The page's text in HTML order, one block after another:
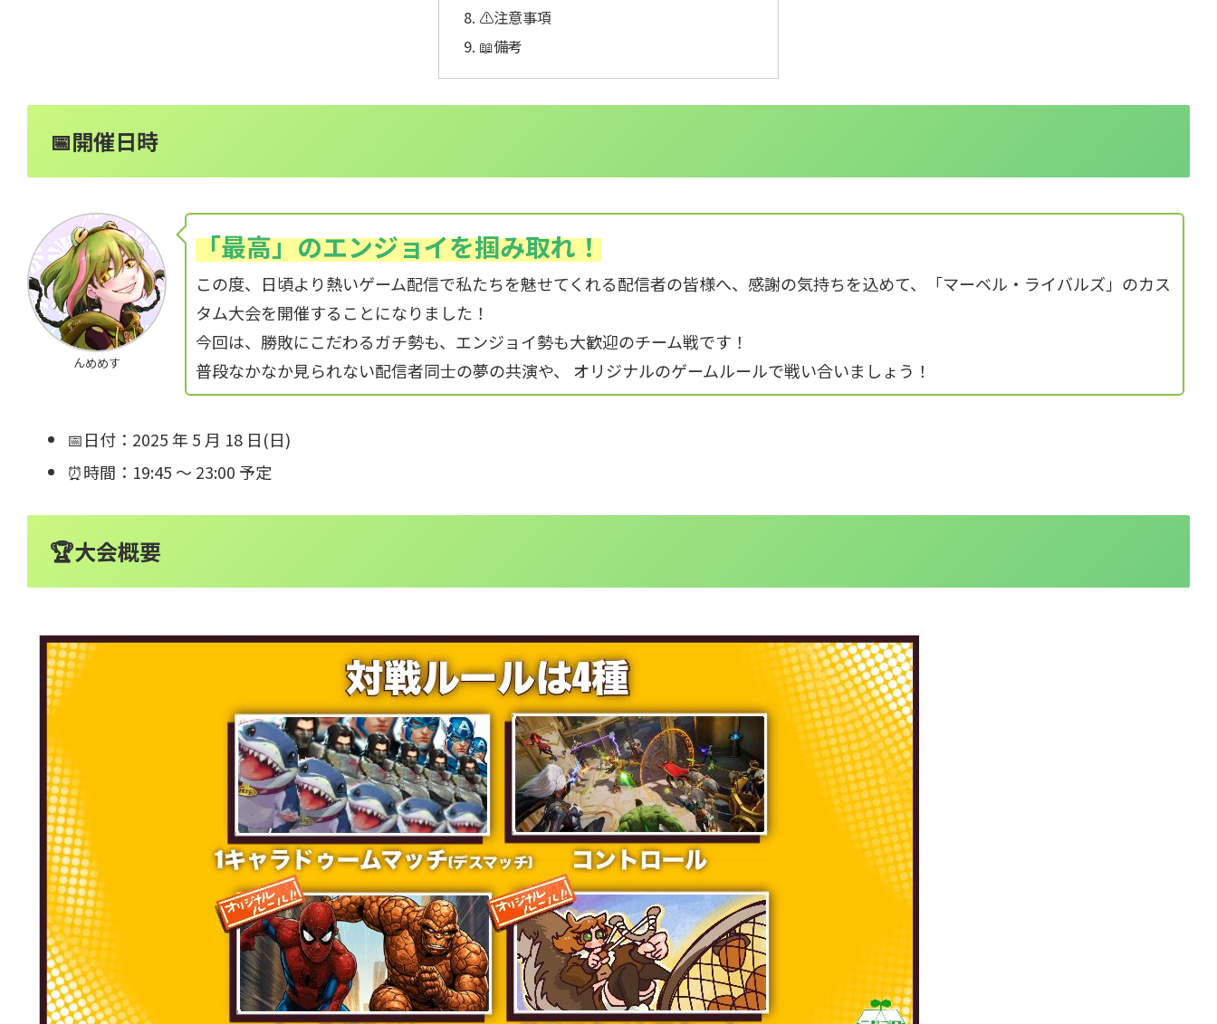
⚠注意事項
📖備考
📅開催日時
んめめす
「最高」のエンジョイを掴み取れ！
この度、日頃より熱いゲーム配信で私たちを魅せてくれる配信者の皆様へ、感謝の気持ちを込めて、「マーベル・ライバルズ」のカス
タム大会を開催することになりました！
今回は、勝敗にこだわるガチ勢も、エンジョイ勢も大歓迎のチーム戦です！
普段なかなか見られない配信者同士の夢の共演や、 オリジナルのゲームルールで戦い合いましょう！
📅日付：2025 年 5 月 18 日(日)
⏰️時間：19:45 ～ 23:00 予定
🏆️大会概要